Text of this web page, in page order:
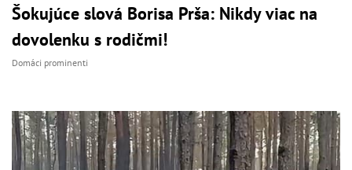
Šokujúce slová Borisa Prša: Nikdy viac na
dovolenku s rodičmi!
Domáci prominenti